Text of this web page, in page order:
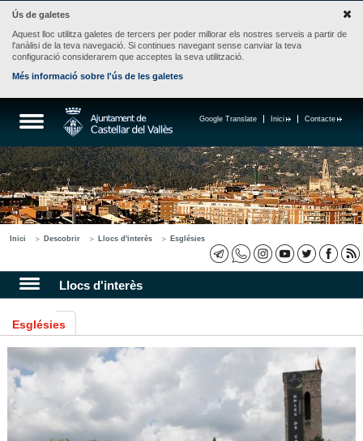
Ús de galetes
Aquest lloc utilitza galetes de tercers per poder millorar els nostres serveis a partir de
l'anàlisi de la teva navegació. Si continues navegant sense canviar la teva
configuració considerarem que acceptes la seva utilització.
Més informació sobre l'ús de les galetes
Contacte
Inici
Google Translate
Inici Descobrir Llocs d'interès Esglésies
Llocs d'interès
Esglésies